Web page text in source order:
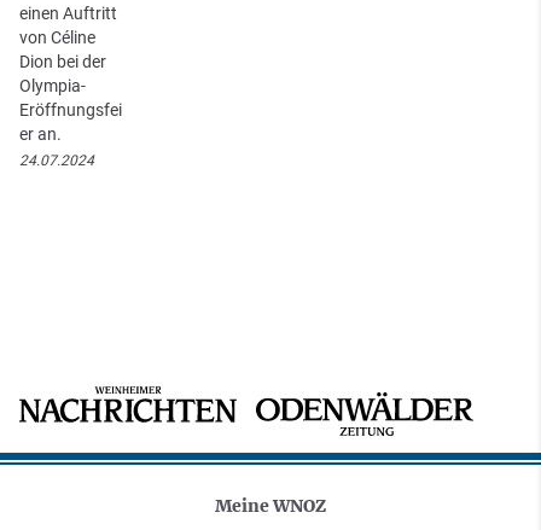
einen Auftritt
von Céline
Dion bei der
Olympia-
Eröffnungsfei
er an.
24.07.2024
Meine WNOZ